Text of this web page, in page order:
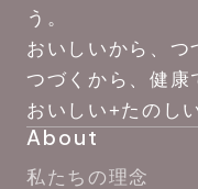
う。
おいしいから、つ
つづくから、健康
おいしい+たのし
About
私たちの理念